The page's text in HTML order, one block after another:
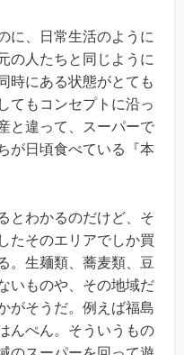
に、日常生活のように
の人たちと同じように
時にある状態がとても
てもコンセプトに沿っ
と違って、スーパーで
が日頃食べている『本
とわかるのだけど、そ
たそのエリアでしか買
。生麺類、蕎麦類、豆
いものや、その地域だ
がそうだ。例えば福島
んぺん。そういうもの